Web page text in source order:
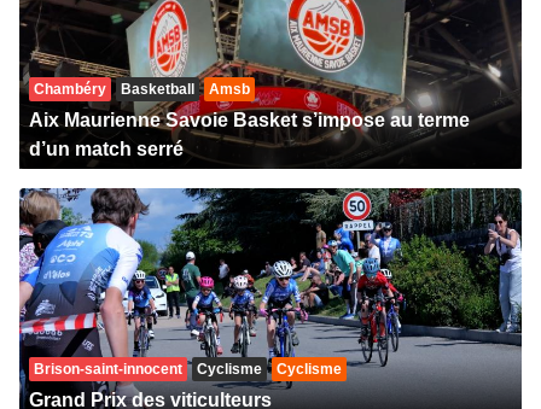
Chambéry Basketball Amsb
Aix Maurienne Savoie Basket s’impose au terme
d’un match serré
Brison-saint-innocent Cyclisme Cyclisme
Grand Prix des viticulteurs